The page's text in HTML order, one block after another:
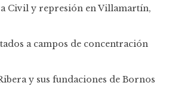
Civil y represión en Villamartín,
a campos de concentración
y sus fundaciones de Bornos